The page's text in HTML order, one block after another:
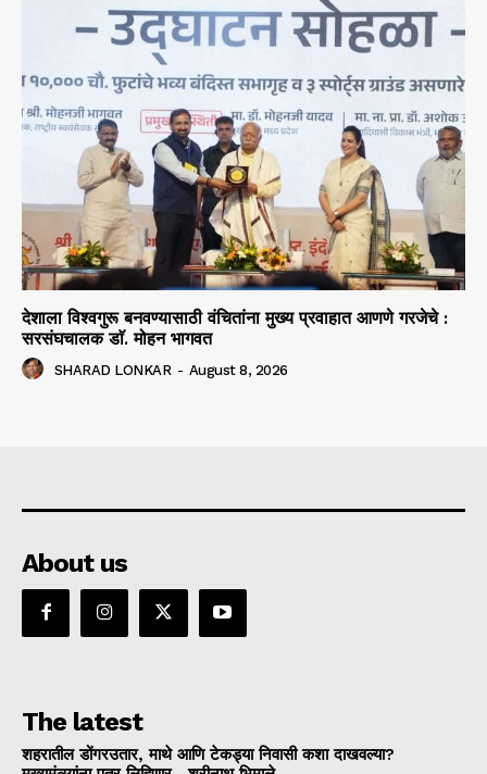
देशाला विश्वगुरू बनवण्यासाठी वंचितांना मुख्य प्रवाहात आणणे गरजेचे :
सरसंघचालक डाॅ. मोहन भागवत
SHARAD LONKAR - August 8, 2026
About us
The latest
शहरातील डोंगरउतार, माथे आणि टेकड्या निवासी कशा दाखवल्या?